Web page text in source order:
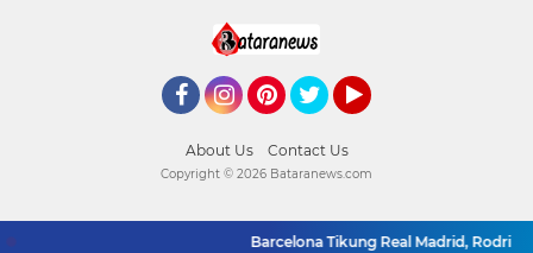
About Us Contact Us
Barcelona Tikung Real Madrid, Rodri
Copyright © 2026 Bataranews.com